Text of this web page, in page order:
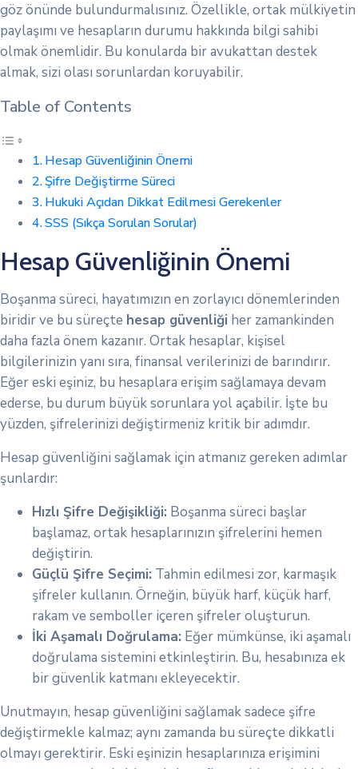
göz önünde bulundurmalısınız. Özellikle, ortak mülkiyetin
paylaşımı ve hesapların durumu hakkında bilgi sahibi
olmak önemlidir. Bu konularda bir avukattan destek
almak, sizi olası sorunlardan koruyabilir.
Table of Contents
Hesap Güvenliğinin Önemi
Şifre Değiştirme Süreci
Hukuki Açıdan Dikkat Edilmesi Gerekenler
SSS (Sıkça Sorulan Sorular)
Hesap Güvenliğinin Önemi
Boşanma süreci, hayatımızın en zorlayıcı dönemlerinden
biridir ve bu süreçte hesap güvenliği her zamankinden
daha fazla önem kazanır. Ortak hesaplar, kişisel
bilgilerinizin yanı sıra, finansal verilerinizi de barındırır.
Eğer eski eşiniz, bu hesaplara erişim sağlamaya devam
ederse, bu durum büyük sorunlara yol açabilir. İşte bu
yüzden, şifrelerinizi değiştirmeniz kritik bir adımdır.
Hesap güvenliğini sağlamak için atmanız gereken adımlar
şunlardır:
Hızlı Şifre Değişikliği: Boşanma süreci başlar
başlamaz, ortak hesaplarınızın şifrelerini hemen
değiştirin.
Güçlü Şifre Seçimi: Tahmin edilmesi zor, karmaşık
şifreler kullanın. Örneğin, büyük harf, küçük harf,
rakam ve semboller içeren şifreler oluşturun.
İki Aşamalı Doğrulama: Eğer mümkünse, iki aşamalı
doğrulama sistemini etkinleştirin. Bu, hesabınıza ek
bir güvenlik katmanı ekleyecektir.
Unutmayın, hesap güvenliğini sağlamak sadece şifre
değiştirmekle kalmaz; aynı zamanda bu süreçte dikkatli
olmayı gerektirir. Eski eşinizin hesaplarınıza erişimini